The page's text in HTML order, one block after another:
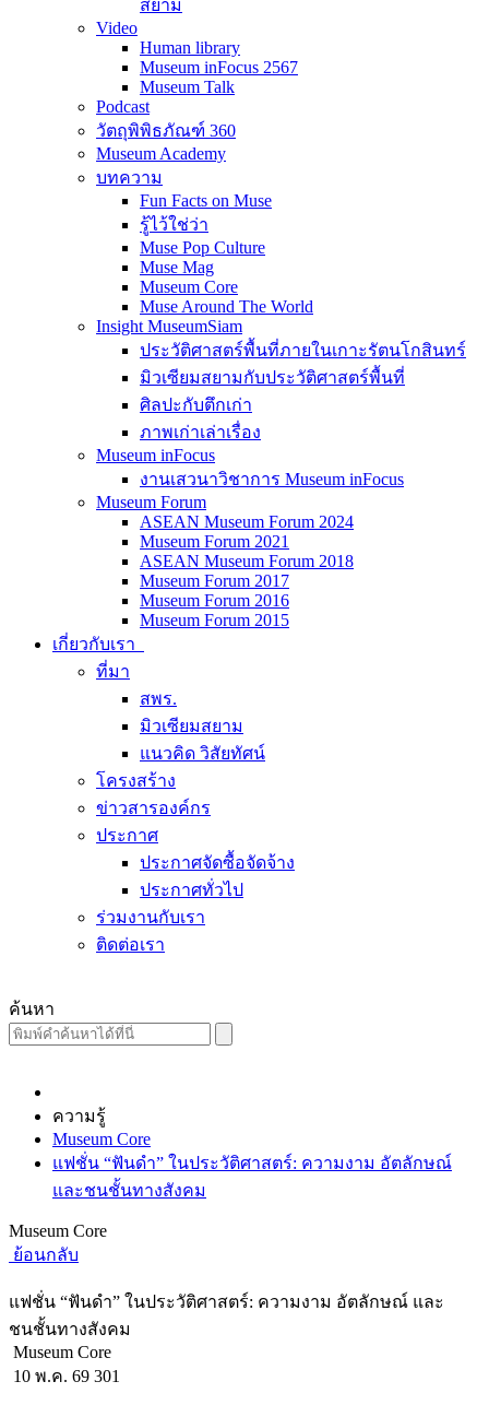
สยาม
Video
Human library
Museum inFocus 2567
Museum Talk
Podcast
วัตถุพิพิธภัณฑ์ 360
Museum Academy
บทความ
Fun Facts on Muse
รู้ไว้ใช่ว่า
Muse Pop Culture
Muse Mag
Museum Core
Muse Around The World
Insight MuseumSiam
ประวัติศาสตร์พื้นที่ภายในเกาะรัตนโกสินทร์
มิวเซียมสยามกับประวัติศาสตร์พื้นที่
ศิลปะกับตึกเก่า
ภาพเก่าเล่าเรื่อง
Museum inFocus
งานเสวนาวิชาการ Museum inFocus
Museum Forum
ASEAN Museum Forum 2024
Museum Forum 2021
ASEAN Museum Forum 2018
Museum Forum 2017
Museum Forum 2016
Museum Forum 2015
เกี่ยวกับเรา
ที่มา
สพร.
มิวเซียมสยาม
แนวคิด วิสัยทัศน์
โครงสร้าง
ข่าวสารองค์กร
ประกาศ
ประกาศจัดซื้อจัดจ้าง
ประกาศทั่วไป
ร่วมงานกับเรา
ติดต่อเรา
ค้นหา
ความรู้
Museum Core
แฟชั่น “ฟันดำ” ในประวัติศาสตร์: ความงาม อัตลักษณ์
และชนชั้นทางสังคม
Museum Core
ย้อนกลับ
แฟชั่น “ฟันดำ” ในประวัติศาสตร์: ความงาม อัตลักษณ์ และ
ชนชั้นทางสังคม
Museum Core
10 พ.ค. 69 301